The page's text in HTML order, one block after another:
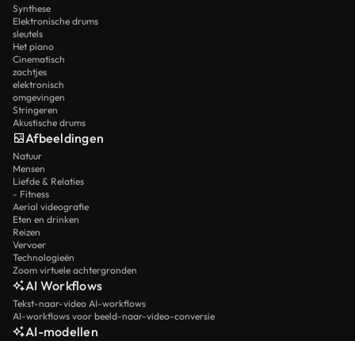
Synthese
Elektronische drums
sleutels
Het piano
Cinematisch
zachtjes
elektronisch
omgevingen
Stringeren
Akustische drums
Afbeeldingen
Natuur
Mensen
Liefde & Relaties
- Fitness
Aerial videografie
Eten en drinken
Reizen
Vervoer
Technologieën
Zoom virtuele achtergronden
AI Workflows
Tekst-naar-video AI-workflows
AI-workflows voor beeld-naar-video-conversie
AI-modellen